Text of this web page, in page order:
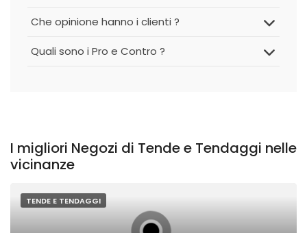
Che opinione hanno i clienti ?
Quali sono i Pro e Contro ?
I migliori Negozi di Tende e Tendaggi nelle
vicinanze
TENDE E TENDAGGI